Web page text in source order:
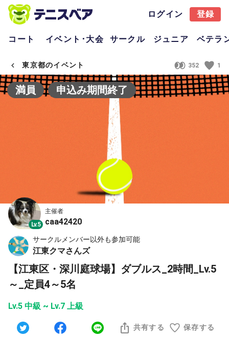
ログイン 登録
コート イベント･大会 サークル ジュニア ベテラ
東京都のイベント 352 1
満員 申込み期間終了
Lv.5
主催者
caa42420
サークルメンバー以外も参加可能
江東クマさんズ
【江東区・深川庭球場】ダブルス_2時間_Lv.5
～_定員4～5名
Lv.5 中級 ~ Lv.7 上級
共有する 保存する